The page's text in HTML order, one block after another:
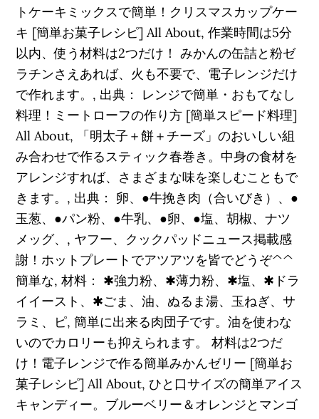
トケーキミックスで簡単！クリスマスカップケー
キ [簡単お菓子レシピ] All About, 作業時間は5分
以内、使う材料は2つだけ！ みかんの缶詰と粉ゼ
ラチンさえあれば、火も不要で、電子レンジだけ
で作れます。, 出典： レンジで簡単・おもてなし
料理！ミートローフの作り方 [簡単スピード料理]
All About, 「明太子＋餅＋チーズ」のおいしい組
み合わせで作るスティック春巻き。中身の食材を
アレンジすれば、さまざまな味を楽しむこともで
きます。, 出典： 卵、●牛挽き肉（合いびき）、●
玉葱、●パン粉、●牛乳、●卵、●塩、胡椒、ナツ
メッグ、, ヤフー、クックパッドニュース掲載感
謝！ホットプレートでアツアツを皆でどうぞ^^
簡単な, 材料： ✱強力粉、✱薄力粉、✱塩、✱ドラ
イイースト、✱ごま、油、ぬるま湯、玉ねぎ、サ
ラミ、ピ, 簡単に出来る肉団子です。油を使わな
いのでカロリーも抑えられます。 材料は2つだ
け！電子レンジで作る簡単みかんゼリー [簡単お
菓子レシピ] All About, ひと口サイズの簡単アイス
キャンディー。ブルーベリー＆オレンジとマンゴ